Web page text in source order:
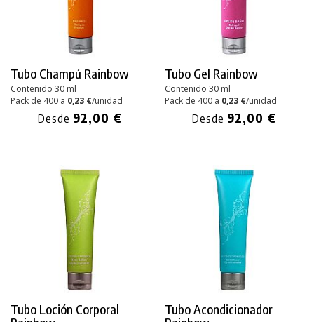
Tubo Champú Rainbow
Contenido 30 ml
Pack de 400 a 0,23 €/unidad
Desde 92,00 €
Tubo Gel Rainbow
Contenido 30 ml
Pack de 400 a 0,23 €/unidad
Desde 92,00 €
Tubo Loción Corporal
Tubo Acondicionador